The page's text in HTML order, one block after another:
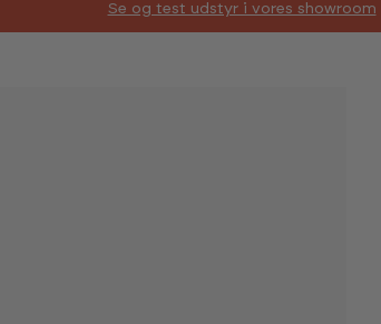
Se og test udstyr i vores showroom